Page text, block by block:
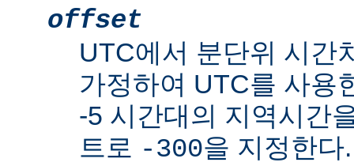
offset
UTC에서 분단위 시간
가정하여 UTC를 사용
-5 시간대의 지역시간
트로 -300을 지정한다.